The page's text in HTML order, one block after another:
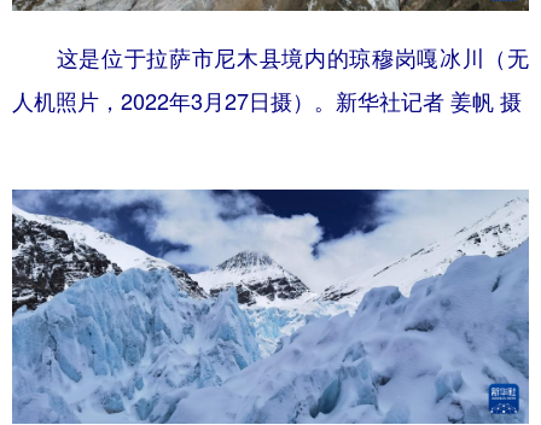
这是位于拉萨市尼木县境内的琼穆岗嘎冰川（无
人机照片，2022年3月27日摄）。新华社记者 姜帆 摄